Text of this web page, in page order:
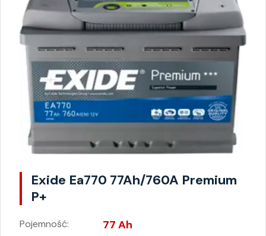
Exide Ea770 77Ah/760A Premium
P+
Pojemność: 77 Ah